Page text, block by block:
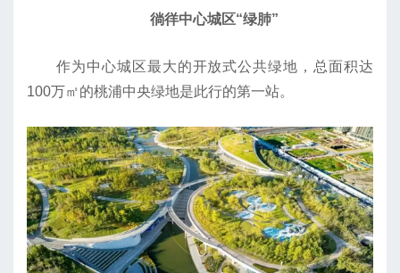
徜徉中心城区“绿肺”
作为中心城区最大的开放式公共绿地，总面积达
100万㎡的桃浦中央绿地是此行的第一站。